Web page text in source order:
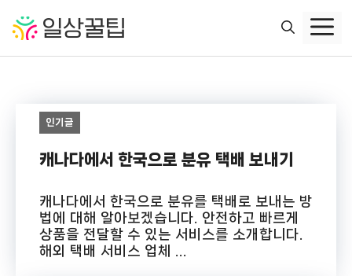
인기글
캐나다에서 한국으로 분유 택배 보내기
캐나다에서 한국으로 분유를 택배로 보내는 방
법에 대해 알아보겠습니다. 안전하고 빠르게
상품을 전달할 수 있는 서비스를 소개합니다.
해외 택배 서비스 업체 ...